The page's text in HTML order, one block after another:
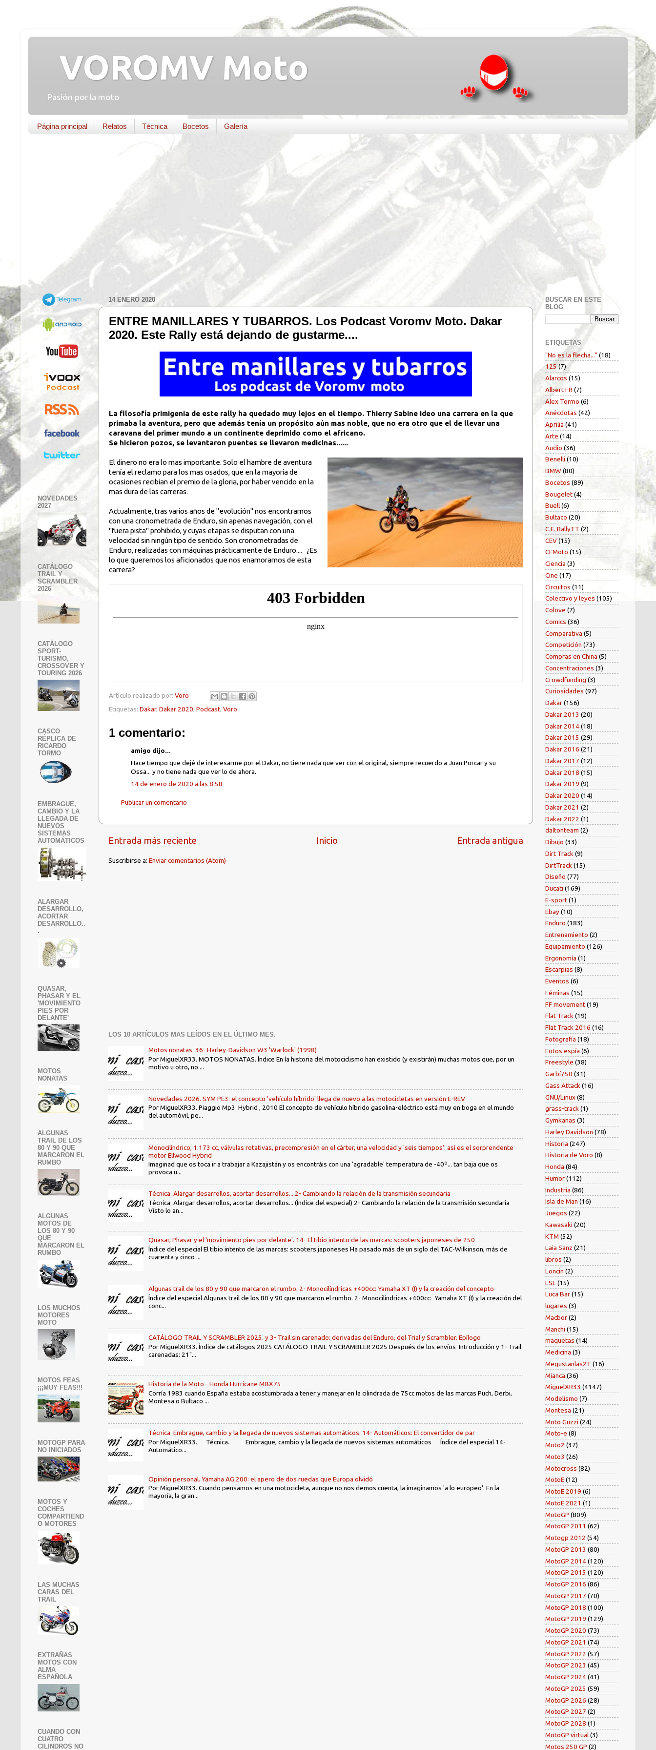
VOROMV Moto
Pasión por la moto
Página principal Relatos Técnica Bocetos Galería
14 ENERO 2020
ENTRE MANILLARES Y TUBARROS. Los Podcast Voromv Moto. Dakar
2020. Este Rally está dejando de gustarme....
La filosofía primigenia de este rally ha quedado muy lejos en el tiempo. Thierry Sabine ideo una carrera en la que
primaba la aventura, pero que además tenía un propósito aún mas noble, que no era otro que el de llevar una
caravana del primer mundo a un continente deprimido como el africano.
Se hicieron pozos, se levantaron puentes se llevaron medicinas......
El dinero no era lo mas importante. Solo el hambre de aventura
tenía el reclamo para los mas osados, que en la mayoría de
ocasiones recibian el premio de la gloria, por haber vencido en la
mas dura de las carreras.
Actualmente, tras varios años de "evolución" nos encontramos
con una cronometrada de Enduro, sin apenas navegación, con el
"fuera pista" prohibido, y cuyas etapas se disputan con una
velocidad sin ningún tipo de sentido. Son cronometradas de
Enduro, realizadas con máquinas prácticamente de Enduro.... ¿Es
lo que queremos los aficionados que nos enamoramos de esta
carrera?
Artículo realizado por: Voro
Etiquetas: Dakar, Dakar 2020, Podcast, Voro
1 comentario:
amigo dijo...
Hace tiempo que dejé de interesarme por el Dakar, no tiene nada que ver con el original, siempre recuerdo a Juan Porcar y su
Ossa... y no tiene nada que ver lo de ahora.
14 de enero de 2020 a las 8:58
Publicar un comentario
Entrada más reciente Entrada antigua
Inicio
Suscribirse a: Enviar comentarios (Atom)
LOS 10 ARTÍCULOS MAS LEÍDOS EN EL ÚLTIMO MES.
Motos nonatas. 36- Harley-Davidson W3 'Warlock' (1998)
Por MiguelXR33. MOTOS NONATAS. Índice En la historia del motociclismo han existido (y existirán) muchas motos que, por un
motivo u otro, no ...
Novedades 2026. SYM PE3: el concepto 'vehículo híbrido' llega de nuevo a las motocicletas en versión E-REV
Por MiguelXR33. Piaggio Mp3 Hybrid , 2010 El concepto de vehículo híbrido gasolina-eléctrico está muy en boga en el mundo
del automóvil, pe...
Monocilíndrico, 1.173 cc, válvulas rotativas, precompresión en el cárter, una velocidad y 'seis tiempos': así es el sorprendente
motor Ellwood Hybrid
Imaginad que os toca ir a trabajar a Kazajistán y os encontráis con una 'agradable' temperatura de -40º... tan baja que os
provoca u...
Técnica. Alargar desarrollos, acortar desarrollos... 2- Cambiando la relación de la transmisión secundaria
Técnica. Alargar desarrollos, acortar desarrollos... (Índice del especial) 2- Cambiando la relación de la transmisión secundaria
Visto lo an...
Quasar, Phasar y el 'movimiento pies por delante'. 14- El tibio intento de las marcas: scooters japoneses de 250
Índice del especial El tibio intento de las marcas: scooters japoneses Ha pasado más de un siglo del TAC-Wilkinson, más de
cuarenta y cinco ...
Algunas trail de los 80 y 90 que marcaron el rumbo. 2- Monocilíndricas +400cc: Yamaha XT (I) y la creación del concepto
Índice del especial Algunas trail de los 80 y 90 que marcaron el rumbo. 2- Monocilíndricas +400cc: Yamaha XT (I) y la creación del
conc...
CATÁLOGO TRAIL Y SCRAMBLER 2025. y 3- Trail sin carenado: derivadas del Enduro, del Trial y Scrambler. Epílogo
Por MiguelXR33. Índice de catálogos 2025 CATÁLOGO TRAIL Y SCRAMBLER 2025 Después de los envíos Introducción y 1- Trail
carenadas: 21"...
Historia de la Moto - Honda Hurricane MBX75
Corría 1983 cuando España estaba acostumbrada a tener y manejar en la cilindrada de 75cc motos de las marcas Puch, Derbi,
Montesa o Bultaco ...
Técnica. Embrague, cambio y la llegada de nuevos sistemas automáticos. 14- Automáticos: El convertidor de par
Por MiguelXR33. Técnica. Embrague, cambio y la llegada de nuevos sistemas automáticos Índice del especial 14-
Automático...
Opinión personal. Yamaha AG 200: el apero de dos ruedas que Europa olvidó
Por MiguelXR33. Cuando pensamos en una motocicleta, aunque no nos demos cuenta, la imaginamos 'a lo europeo'. En la
mayoría, la gran...
NOVEDADES
2027
CATÁLOGO
TRAIL Y
SCRAMBLER
2026
CATÁLOGO
SPORT-
TURISMO,
CROSSOVER Y
TOURING 2026
CASCO
RÉPLICA DE
RICARDO
TORMO
EMBRAGUE,
CAMBIO Y LA
LLEGADA DE
NUEVOS
SISTEMAS
AUTOMÁTICOS
ALARGAR
DESARROLLO,
ACORTAR
DESARROLLO..
.
QUASAR,
PHASAR Y EL
'MOVIMIENTO
PIES POR
DELANTE'
MOTOS
NONATAS
ALGUNAS
TRAIL DE LOS
80 Y 90 QUE
MARCARON EL
RUMBO
ALGUNAS
MOTOS DE
LOS 80 Y 90
QUE
MARCARON EL
RUMBO
LOS MUCHOS
MOTORES
MOTO
MOTOS FEAS
¡¡¡MUY FEAS!!!
MOTOGP PARA
NO INICIADOS
MOTOS Y
COCHES
COMPARTIEND
O MOTORES
LAS MUCHAS
CARAS DEL
TRAIL
EXTRAÑAS
MOTOS CON
ALMA
ESPAÑOLA
CUANDO CON
CUATRO
CILINDROS NO
BUSCAR EN ESTE
BLOG
ETIQUETAS
"No es la flecha..." (18)
125 (7)
Alarcos (15)
Albert FR (7)
Alex Tormo (6)
Anécdotas (42)
Aprilia (41)
Arte (14)
Audio (36)
Benelli (10)
BMW (80)
Bocetos (89)
Bougelet(4)
Buell(6)
Bultaco (20)
C.E. RallyTT (2)
CEV(15)
CFMoto (15)
Ciencia (3)
Cine (17)
Circuitos (11)
Colectivo y leyes (105)
Colove (7)
Comics (36)
Comparativa (5)
Competición (73)
Compras en China (5)
Concentraciones (3)
Crowdfunding (3)
Curiosidades (97)
Dakar(156)
Dakar 2013 (20)
Dakar 2014(18)
Dakar 2015 (29)
Dakar 2016 (21)
Dakar 2017 (12)
Dakar 2018 (15)
Dakar 2019 (9)
Dakar 2020 (14)
Dakar 2021 (2)
Dakar 2022 (1)
daltonteam (2)
Dibujo (33)
Dirt Track (9)
DirtTrack (15)
Diseño (77)
Ducati (169)
E-sport(1)
Ebay(10)
Enduro (183)
Entrenamiento (2)
Equipamiento (126)
Ergonomía (1)
Escarpias (8)
Eventos (6)
Féminas (15)
FF movement(19)
Flat Track(19)
Flat Track 2016 (16)
Fotografía (18)
Fotos espía (6)
Freestyle (38)
Garbí750 (31)
Gass Attack (16)
GNU/Linux(8)
grass-track(1)
Gymkanas (3)
Harley Davidson (78)
Historia (247)
Historia de Voro (8)
Honda (84)
Humor(112)
Industria (86)
Isla de Man (16)
Juegos (22)
Kawasaki (20)
KTM (52)
Laia Sanz (21)
libros (2)
Loncin (2)
LSL (15)
Luca Bar(15)
lugares (3)
Macbor(2)
Manchi (15)
maquetas (14)
Medicina (3)
Megustanlas2T (16)
Mianca (36)
MiguelXR33 (4147)
Modelismo (7)
Montesa (21)
Moto Guzzi (24)
Moto-e (8)
Moto2 (37)
Moto3 (26)
Motocross (82)
MotoE(12)
MotoE 2019 (6)
MotoE 2021 (1)
MotoGP (809)
MotoGP 2011 (62)
Motogp 2012 (54)
MotoGP 2013 (80)
MotoGP 2014(120)
MotoGP 2015 (120)
MotoGP 2016 (86)
MotoGP 2017 (70)
MotoGP 2018 (100)
MotoGP 2019 (129)
MotoGP 2020 (73)
MotoGP 2021 (74)
MotoGP 2022 (57)
MotoGP 2023 (45)
MotoGP 2024(41)
MotoGP 2025 (59)
MotoGP 2026 (28)
MotoGP 2027 (2)
MotoGP 2028 (1)
MotoGP virtual(3)
Motos 250 GP (2)